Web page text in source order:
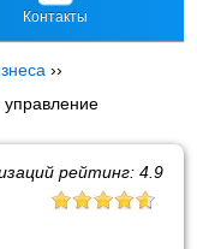
Контакты
››
рейтинг: 4.9